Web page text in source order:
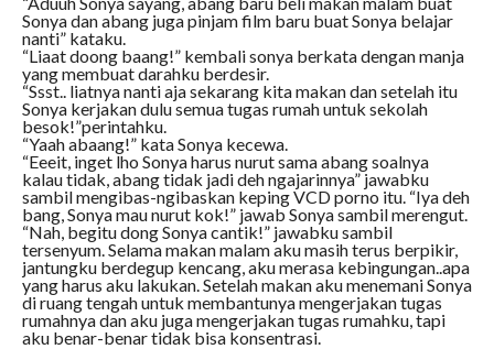
Sonya dan abang juga pinjam film baru buat Sonya belajar
nanti” kataku.
“Liaat doong baang!” kembali sonya berkata dengan manja
yang membuat darahku berdesir.
“Ssst.. liatnya nanti aja sekarang kita makan dan setelah itu
Sonya kerjakan dulu semua tugas rumah untuk sekolah
besok!”perintahku.
“Yaah abaang!” kata Sonya kecewa.
“Eeeit, inget lho Sonya harus nurut sama abang soalnya
kalau tidak, abang tidak jadi deh ngajarinnya” jawabku
sambil mengibas-ngibaskan keping VCD porno itu. “Iya deh
bang, Sonya mau nurut kok!” jawab Sonya sambil merengut.
“Nah, begitu dong Sonya cantik!” jawabku sambil
tersenyum. Selama makan malam aku masih terus berpikir,
jantungku berdegup kencang, aku merasa kebingungan..apa
yang harus aku lakukan. Setelah makan aku menemani Sonya
di ruang tengah untuk membantunya mengerjakan tugas
rumahnya dan aku juga mengerjakan tugas rumahku, tapi
aku benar-benar tidak bisa konsentrasi.